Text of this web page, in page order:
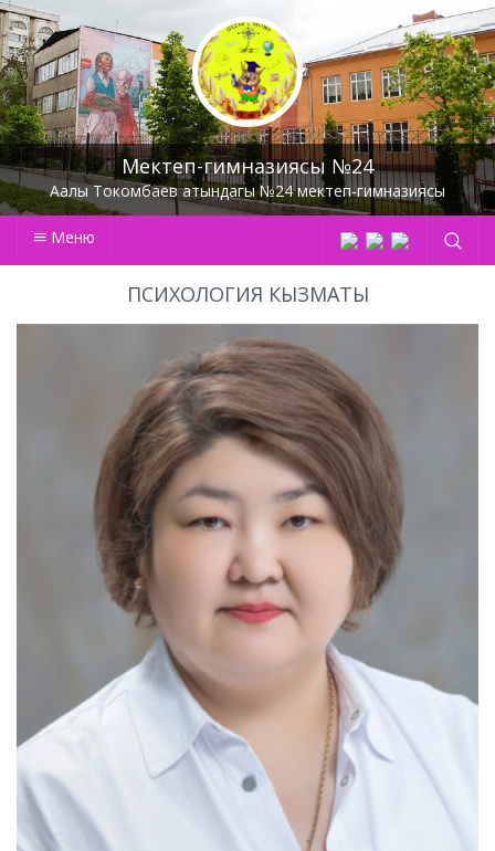
Мектеп-гимназиясы №24
Аалы Токомбаев атындагы №24 мектеп-гимназиясы
Меню
ПСИХОЛОГИЯ КЫЗМАТЫ